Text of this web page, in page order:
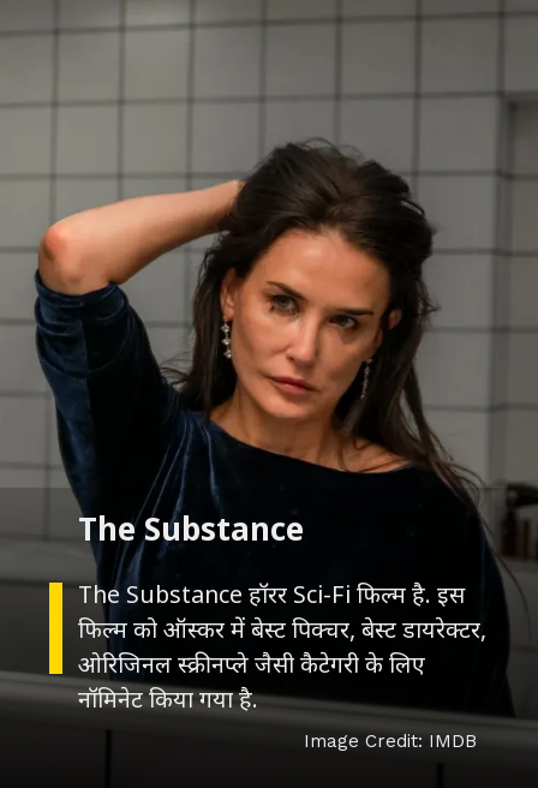
The Substance हॉरर Sci-Fi फिल्म है. इस
फिल्म को ऑस्कर में बेस्ट पिक्चर, बेस्ट डायरेक्टर,
ओरिजिनल स्क्रीनप्ले जैसी कैटेगरी के लिए
नॉमिनेट किया गया है.
The Substance
Image Credit: IMDB